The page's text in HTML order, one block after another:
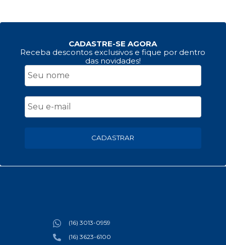
CADASTRE-SE AGORA
Receba descontos exclusivos e fique por dentro
das novidades!
CADASTRAR
(16) 3013-0959
(16) 3623-6100